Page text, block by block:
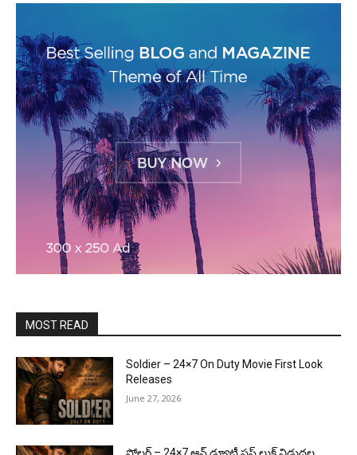
MOST READ
Soldier – 24×7 On Duty Movie First Look
Releases
June 27, 2026